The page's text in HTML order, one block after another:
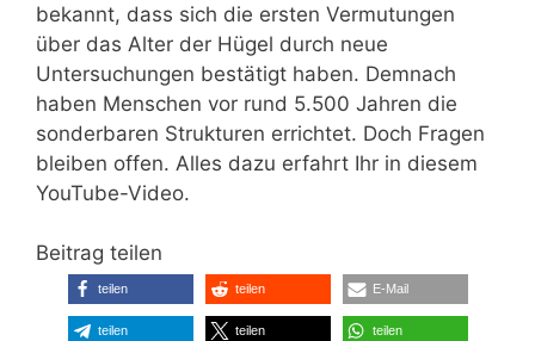
bekannt, dass sich die ersten Vermutungen
über das Alter der Hügel durch neue
Untersuchungen bestätigt haben. Demnach
haben Menschen vor rund 5.500 Jahren die
sonderbaren Strukturen errichtet. Doch Fragen
bleiben offen. Alles dazu erfahrt Ihr in diesem
YouTube-Video.
Beitrag teilen
teilen teilen E-Mail
teilen teilen teilen